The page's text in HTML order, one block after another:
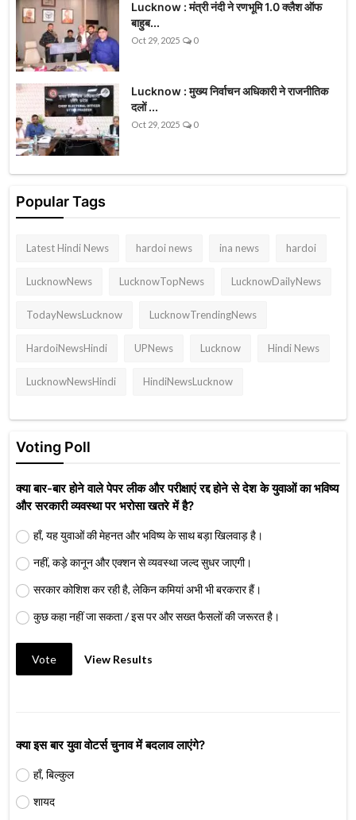
Lucknow : मंत्री नंदी ने रणभूमि 1.0 क्लैश ऑफ
बाहुब...
Oct 29, 2025 0
Lucknow : मुख्य निर्वाचन अधिकारी ने राजनीतिक
दलों ...
Oct 29, 2025 0
Popular Tags
Latest Hindi News hardoi news ina news hardoi
LucknowNews LucknowTopNews LucknowDailyNews
TodayNewsLucknow LucknowTrendingNews
HardoiNewsHindi UPNews Lucknow Hindi News
LucknowNewsHindi HindiNewsLucknow
Voting Poll
क्या बार-बार होने वाले पेपर लीक और परीक्षाएं रद्द होने से देश के युवाओं का भविष्य
और सरकारी व्यवस्था पर भरोसा खतरे में है?
हाँ, यह युवाओं की मेहनत और भविष्य के साथ बड़ा खिलवाड़ है।
नहीं, कड़े कानून और एक्शन से व्यवस्था जल्द सुधर जाएगी।
सरकार कोशिश कर रही है, लेकिन कमियां अभी भी बरकरार हैं।
कुछ कहा नहीं जा सकता / इस पर और सख्त फैसलों की जरूरत है।
Vote View Results
क्या इस बार युवा वोटर्स चुनाव में बदलाव लाएंगे?
हाँ, बिल्कुल
शायद